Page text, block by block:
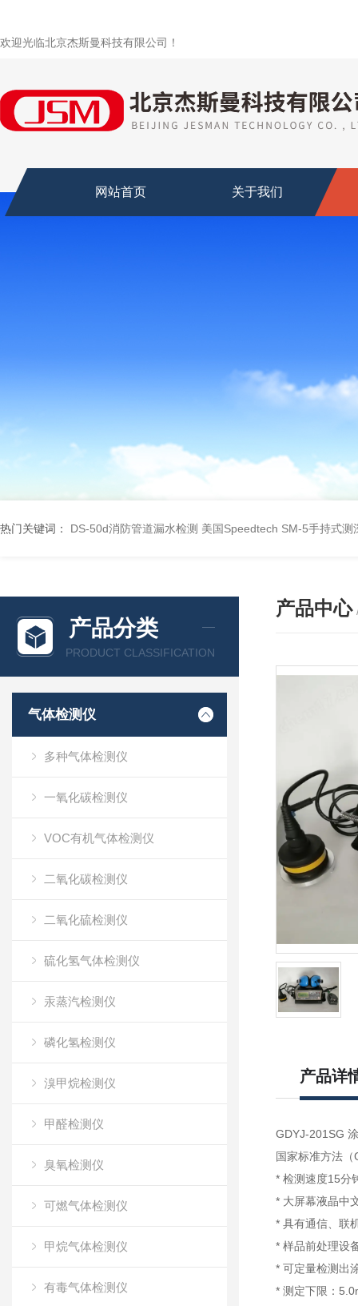
欢迎光临北京杰斯曼科技有限公司！
网站首页 关于我们
热门关键词： DS-50d消防管道漏水检测 美国Speedtech SM-5手持式测
产品分类
PRODUCT CLASSIFICATION
气体检测仪
多种气体检测仪
一氧化碳检测仪
VOC有机气体检测仪
二氧化碳检测仪
二氧化硫检测仪
硫化氢气体检测仪
汞蒸汽检测仪
磷化氢检测仪
溴甲烷检测仪
甲醛检测仪
臭氧检测仪
可燃气体检测仪
甲烷气体检测仪
有毒气体检测仪
产品中心
产品详
GDYJ-201SG
国家标准方法
* 检测速度15分
* 大屏幕液晶中
* 具有通信、联
* 样品前处理设
* 可定量检测出
* 测定下限：